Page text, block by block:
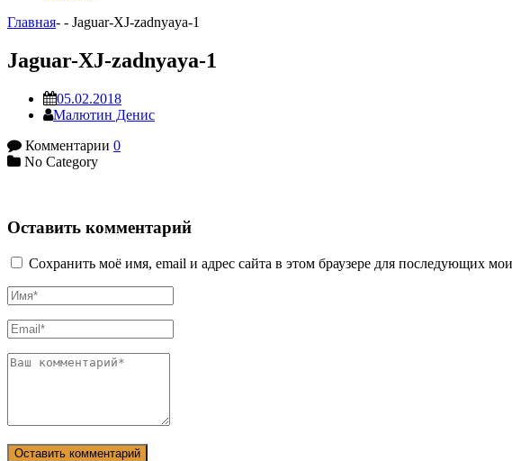
Главная- - Jaguar-XJ-zadnyaya-1
Jaguar-XJ-zadnyaya-1
05.02.2018
Малютин Денис
Комментарии 0
No Category
Оставить комментарий
Сохранить моё имя, email и адрес сайта в этом браузере для последующих